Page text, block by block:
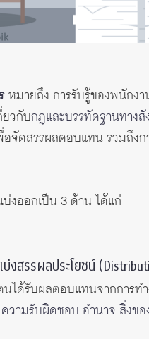
หมายถึง การรับรู้ของพนักง
วกับกฎและบรรทัดฐานทาง
อจัดสรรผลตอบแทน รวมถึง
งออกเป็น 3 ด้าน ได้แก่
งสรรผลประโยชน์
ได้รับผลตอบแทนจากการท
ามรับผิดชอบ อำนาจ สิ่งขอ